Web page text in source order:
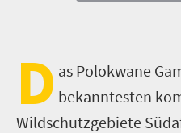
D as Polokwane
bekanntesten
Wildschutzgebiete